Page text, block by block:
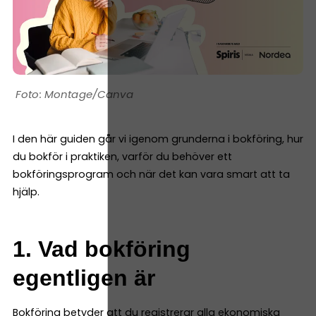
Montage/Canva
I den här guiden går vi igenom grunderna i bokföring, hur
du bokför i praktiken, varför du behöver ett
bokföringsprogram och när det kan vara smart att ta
hjälp.
1. Vad bokföring
egentligen är
Bokföring betyder att du registrerar alla ekonomiska